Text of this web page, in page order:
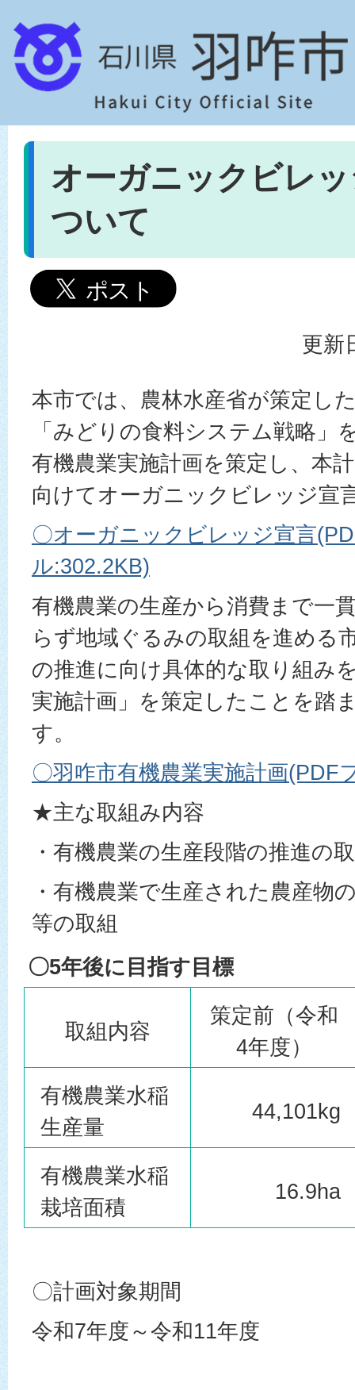
オーガニックビレ
ついて
更新
本市では、農林水産省が策定し
「みどりの食料システム戦略」
有機農業実施計画を策定し、本
向けてオーガニックビレッジ宣
〇オーガニックビレッジ宣言
ル:302.2KB)
有機農業の生産から消費まで一
らず地域ぐるみの取組を進める
の推進に向け具体的な取り組み
実施計画」を策定したことを踏
す。
〇羽咋市有機農業実施計画(PDF
★主な取組み内容
・有機農業の生産段階の推進の
・有機農業で生産された農産物
等の取組
〇5年後に目指す目標
取組内容
策定前（令和
4年度）
有機農業水稲
生産量
44,101kg
有機農業水稲
栽培面積
16.9ha
〇計画対象期間
令和7年度～令和11年度